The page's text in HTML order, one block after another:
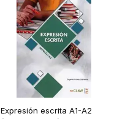
Expresión escrita A1-A2